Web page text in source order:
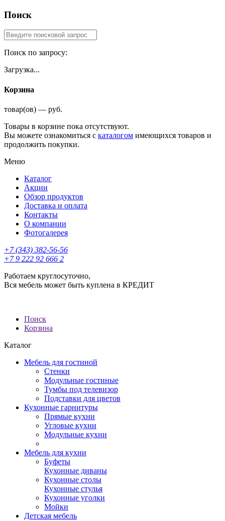
Поиск
Поиск по запросу:
Загрузка...
Корзина
товар(ов) — руб.
Товары в корзине пока отсутствуют.
Вы можете ознакомиться с каталогом имеющихся товаров и
продолжить покупки.
Меню
Каталог
Акции
Обзор продуктов
Доставка и оплата
Контакты
О компании
Фотогалерея
+7 (343) 382-56-56
+7 9 222 92 666 2
Работаем круглосуточно,
Вся мебель может быть куплена в КРЕДИТ
Поиск
Корзина
Каталог
Мебель для гостиной
Стенки
Модульные гостиные
Тумбы под телевизор
Подставки для цветов
Кухонные гарнитуры
Прямые кухни
Угловые кухни
Модульные кухни
Мебель для кухни
Буфеты
Кухонные диваны
Кухонные столы
Кухонные стулья
Кухонные уголки
Мойки
Детская мебель